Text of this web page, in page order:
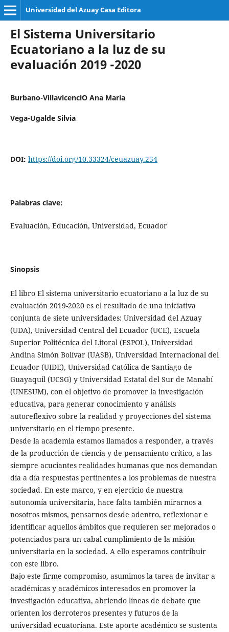
Universidad del Azuay Casa Editora
El Sistema Universitario
Ecuatoriano a la luz de su
evaluación 2019 -2020
Burbano-VillavicenciO Ana María
Vega-Ugalde Silvia
DOI: https://doi.org/10.33324/ceuazuay.254
Palabras clave:
Evaluación, Educación, Universidad, Ecuador
Sinopsis
El libro El sistema universitario ecuatoriano a la luz de su
evaluación 2019-2020 es el resultado de una iniciativa
conjunta de siete universidades: Universidad del Azuay
(UDA), Universidad Central del Ecuador (UCE), Escuela
Superior Politécnica del Litoral (ESPOL), Universidad
Andina Simón Bolívar (UASB), Universidad Internacional del
Ecuador (UIDE), Universidad Católica de Santiago de
Guayaquil (UCSG) y Universidad Estatal del Sur de Manabí
(UNESUM), con el objetivo de promover la investigación
educativa, para generar conocimiento y análisis
autoreflexivo sobre la realidad y proyecciones del sistema
universitario en el tiempo presente.
Desde la academia estamos llamados a responder, a través
de la producción de ciencia y de pensamiento crítico, a las
siempre acuciantes realidades humanas que nos demandan
día a día respuestas pertinentes a los problemas de nuestra
sociedad. En este marco, y en ejercicio de nuestra
autonomía universitaria, hace falta también mirarnos a
nosotros mismos, pensarnos desde adentro, reflexionar e
identificar aquellos ámbitos que requieren ser mejorados o
potenciados para un cabal cumplimiento de la misión
universitaria en la sociedad. A ello esperamos contribuir
con este libro.
Bajo este firme compromiso, asumimos la tarea de invitar a
académicas y académicos interesados en promover la
investigación educativa, abriendo líneas de debate que
orienten los derroteros presentes y futuros de la
universidad ecuatoriana. Este aporte académico se sustenta